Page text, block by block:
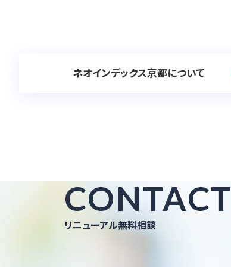
ネオインデックス京都について
CONTACT
リニューアル無料相談